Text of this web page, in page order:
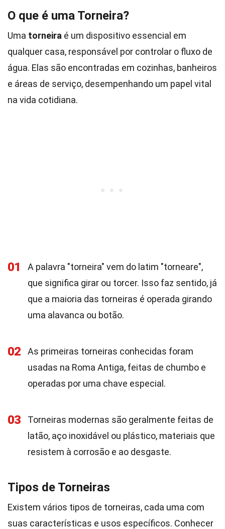
O que é uma Torneira?
Uma torneira é um dispositivo essencial em
qualquer casa, responsável por controlar o fluxo de
água. Elas são encontradas em cozinhas, banheiros
e áreas de serviço, desempenhando um papel vital
na vida cotidiana.
01
A palavra "torneira" vem do latim "torneare",
que significa girar ou torcer. Isso faz sentido, já
que a maioria das torneiras é operada girando
uma alavanca ou botão.
02
As primeiras torneiras conhecidas foram
usadas na Roma Antiga, feitas de chumbo e
operadas por uma chave especial.
03
Torneiras modernas são geralmente feitas de
latão, aço inoxidável ou plástico, materiais que
resistem à corrosão e ao desgaste.
Tipos de Torneiras
Existem vários tipos de torneiras, cada uma com
suas características e usos específicos. Conhecer